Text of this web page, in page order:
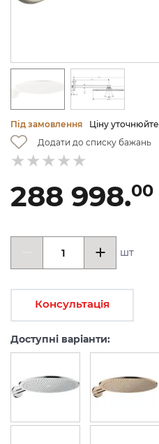
Під замовлення
Ціну уточнюйте
Додати до списку бажань
288 998.00
шт
Консультація
Доступні варіанти: